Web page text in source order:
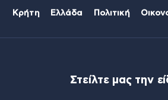
Κρήτη Ελλάδα Πολιτική
Στείλτε μας την